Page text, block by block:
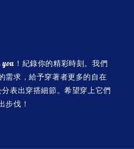
you！紀錄你的精彩時刻。我們
需求，給予穿著者更多的自在
表出穿搭細節。希望穿上它們
步伐！